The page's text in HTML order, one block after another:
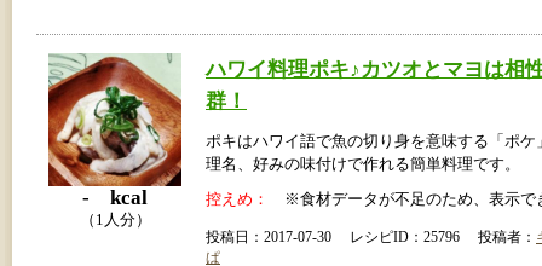
- kcal
（1人分）
ハワイ料理ポキ♪カツオとマヨは相
群！
ポキはハワイ語で魚の切り身を意味する「ポケ
理名、好みの味付けで作れる簡単料理です。
控えめ： ※食材データが不足のため、表示で
投稿日：2017-07-30 レシピID：25796 投稿者：
ぱ